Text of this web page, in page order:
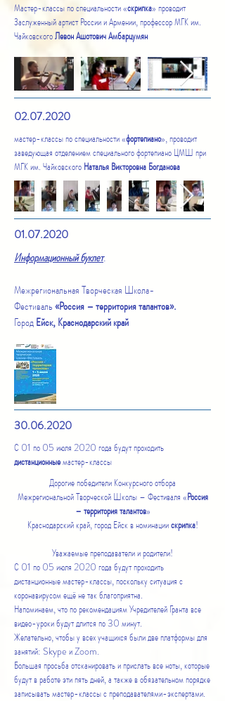
Мастер-классы по специальности «скрипка» проводит
Заслуженный артист России и Армении, профессор МГК им.
ЧайковскогоЛевон Ашотович Амбарцумян
02.07.2020
мастер-классы по специальности«фортепиано», проводит
заведующая отделением специального фортепиано ЦМШ при
МГК им. Чайковского Наталья Викторовна Богданова
01.07.2020
Информационный буклет.
Межрегиональная Творческая Школа-
Фестиваль«Россия – территория талантов».
ГородЕйск, Краснодарский край
30.06.2020
С 01 по 05 июля 2020 года будут проходить
дистанционныемастер-классы
Дорогие победители Конкурсного отбора
Межрегиональной Творческой Школы – Фестиваля «Россия
– территория талантов»
Краснодарский край, город Ейск в номинациискрипка!
Уважаемые преподаватели и родители!
С 01 по 05 июля 2020 года будут проходить
дистанционные мастер-классы, поскольку ситуация с
коронавирусом ещё не так благоприятна.
Напоминаем, что по рекомендациям Учредителей Гранта все
видео-уроки будут длится по 30 минут.
Желательно, чтобы у всех учащихся были две платформы для
занятий: Skype и Zoom.
Большая просьба отсканировать и прислать все ноты, которые
будут в работе эти пять дней, а также в обязательном порядке
записывать мастер-классы с преподавателями-экспертами.